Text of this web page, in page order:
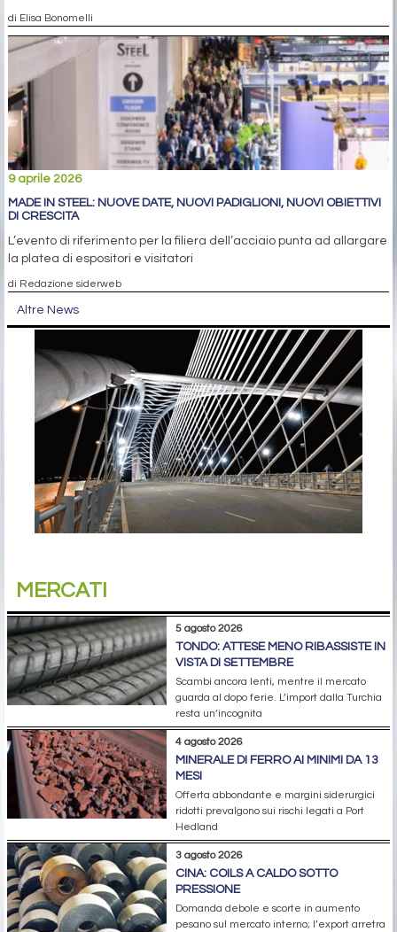
di Elisa Bonomelli
9 aprile 2026
MADE IN STEEL: NUOVE DATE, NUOVI PADIGLIONI, NUOVI OBIETTIVI
DI CRESCITA
L’evento di riferimento per la filiera dell’acciaio punta ad allargare
la platea di espositori e visitatori
di Redazione siderweb
Altre News
MERCATI
5 agosto 2026
TONDO: ATTESE MENO RIBASSISTE IN
VISTA DI SETTEMBRE
Scambi ancora lenti, mentre il mercato
guarda al dopo ferie. L’import dalla Turchia
resta un’incognita
4 agosto 2026
MINERALE DI FERRO AI MINIMI DA 13
MESI
Offerta abbondante e margini siderurgici
ridotti prevalgono sui rischi legati a Port
Hedland
3 agosto 2026
CINA: COILS A CALDO SOTTO
PRESSIONE
Domanda debole e scorte in aumento
pesano sul mercato interno; l’export arretra